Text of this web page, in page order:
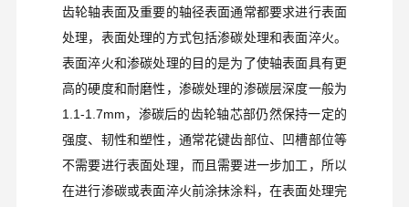
齿轮轴表面及重要的轴径表面通常都要求进行表面
处理，表面处理的方式包括渗碳处理和表面淬火。
表面淬火和渗碳处理的目的是为了使轴表面具有更
高的硬度和耐磨性，渗碳处理的渗碳层深度一般为
1.1-1.7mm，渗碳后的齿轮轴芯部仍然保持一定的
强度、韧性和塑性，通常花键齿部位、凹槽部位等
不需要进行表面处理，而且需要进一步加工，所以
在进行渗碳或表面淬火前涂抹涂料，在表面处理完